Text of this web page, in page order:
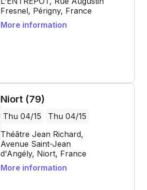
Fresnel, Périgny, France
More information
Niort (79)
Thu 04/15
Thu 04/15
Théâtre Jean Richard,
Avenue Saint-Jean
d'Angély, Niort, France
More information